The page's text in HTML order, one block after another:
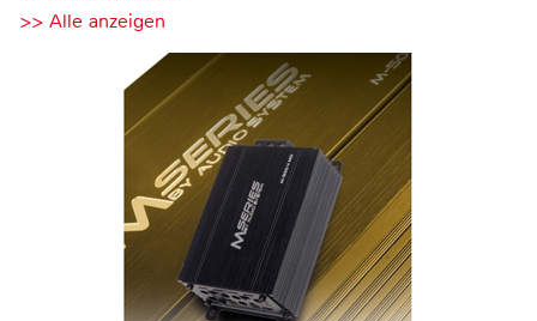
>> Alle anzeigen